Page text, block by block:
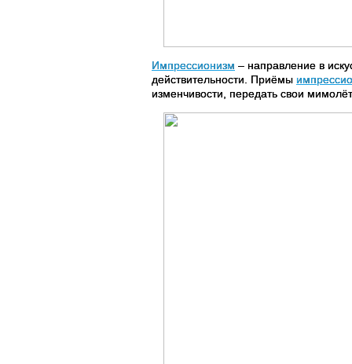
Импрессионизм – направление в
действительности. Приёмы
изменчивости, передать свои